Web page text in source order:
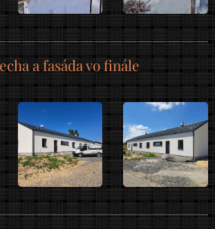
a fasáda vo finále